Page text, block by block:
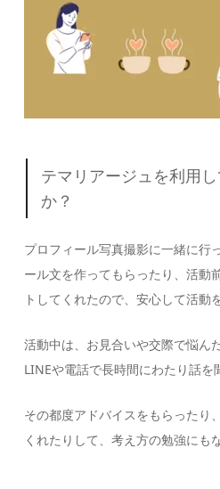
テマリアージュを利用
か？
プロフィール写真撮影に一緒に行
ール文を作ってもらったり、活動
トしてくれたので、安心して活動
活動中は、お見合いや交際で悩ん
LINEや電話で長時間にわたり話を
その都度アドバイスをもらったり
くれたりして、考え方の勉強にも